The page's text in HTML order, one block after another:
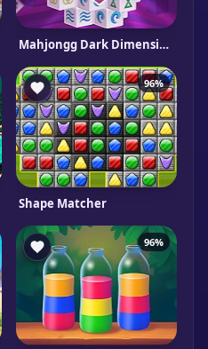
Mahjongg Dark Dimensions Triple Time
96%
Shape Matcher
96%